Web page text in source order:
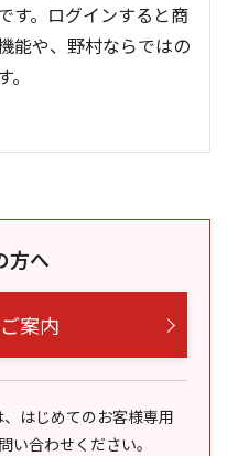
す。ログインすると商
能や、野村ならではの
方へ
案内
はじめてのお客様専用
い合わせください。